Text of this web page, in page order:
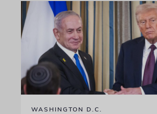
WASHINGTON D.C.